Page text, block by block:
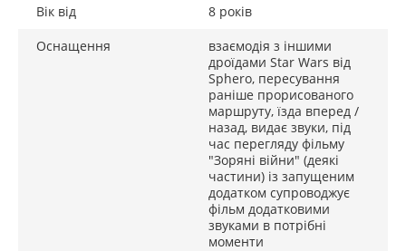
Вік від
8 років
Оснащення
взаємодія з іншими
дроїдами Star Wars від
Sphero, пересування
раніше прорисованого
маршруту, їзда вперед /
назад, видає звуки, під
час перегляду фільму
"Зоряні війни" (деякі
частини) із запущеним
додатком супроводжує
фільм додатковими
звуками в потрібні
моменти